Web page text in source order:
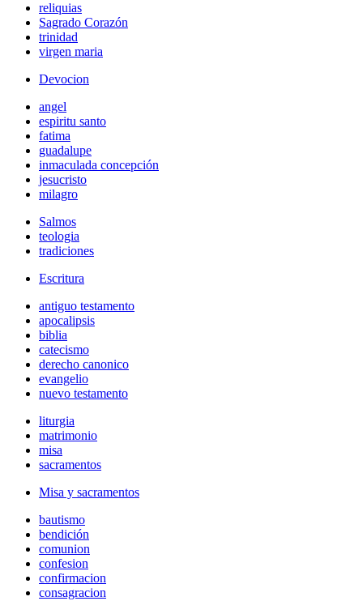
reliquias
Sagrado Corazón
trinidad
virgen maria
Devocion
angel
espiritu santo
fatima
guadalupe
inmaculada concepción
jesucristo
milagro
Salmos
teologia
tradiciones
Escritura
antiguo testamento
apocalipsis
biblia
catecismo
derecho canonico
evangelio
nuevo testamento
liturgia
matrimonio
misa
sacramentos
Misa y sacramentos
bautismo
bendición
comunion
confesion
confirmacion
consagracion